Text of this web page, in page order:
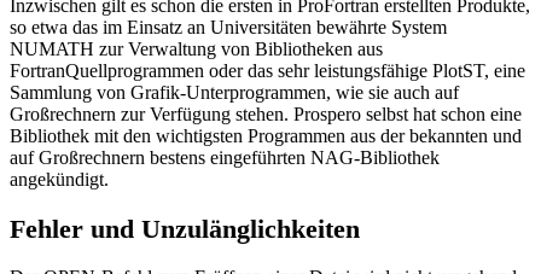
Inzwischen gilt es schon die ersten in ProFortran erstellten Produkte,
so etwa das im Einsatz an Universitäten bewährte System
NUMATH zur Verwaltung von Bibliotheken aus
FortranQuellprogrammen oder das sehr leistungsfähige PlotST, eine
Sammlung von Grafik-Unterprogrammen, wie sie auch auf
Großrechnern zur Verfügung stehen. Prospero selbst hat schon eine
Bibliothek mit den wichtigsten Programmen aus der bekannten und
auf Großrechnern bestens eingeführten NAG-Bibliothek
angekündigt.
Fehler und Unzulänglichkeiten